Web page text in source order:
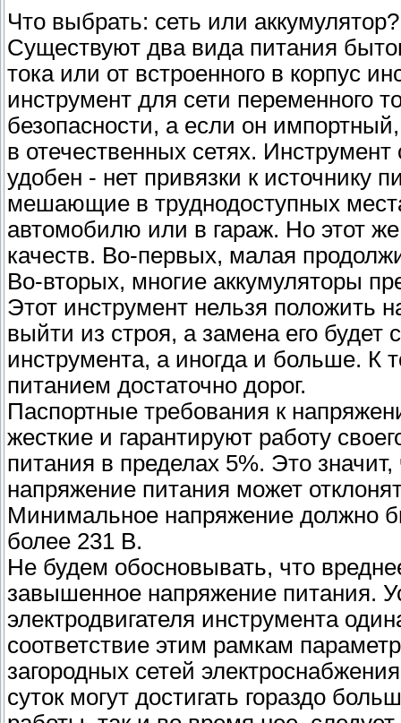
Что выбрать: сеть или аккумулятор?
Существуют два вида питания
тока или от встроенного в корпус
инструмент для сети переменного
безопасности, а если он
в отечественных сетях.
удобен - нет привязки к источнику
мешающие в труднодоступных
автомобилю или в гараж. Но этот
качеств. Во-первых, малая
Во-вторых, многие аккумуляторы
Этот инструмент нельзя положить
выйти из строя, а замена его будет
инструмента, а иногда и больше. К
питанием достаточно дорог.
Паспортные требования к
жесткие и гарантируют работу
питания в пределах 5%. Это
напряжение питания может
Минимальное напряжение должно
более 231 В.
Не будем обосновывать, что
завышенное напряжение питания.
электродвигателя инструмента
соответствие этим рамкам
загородных сетей
суток могут достигать гораздо